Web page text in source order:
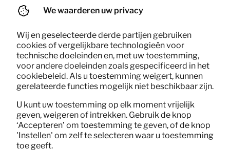
We waarderen uw privacy
Wij en geselecteerde derde partijen gebruiken
cookies of vergelijkbare technologieën voor
technische doeleinden en, met uw toestemming,
voor andere doeleinden zoals gespecificeerd in het
cookiebeleid. Als u toestemming weigert, kunnen
gerelateerde functies mogelijk niet beschikbaar zijn.
U kunt uw toestemming op elk moment vrijelijk
geven, weigeren of intrekken. Gebruik de knop
‘Accepteren’ om toestemming te geven, of de knop
'Instellen' om zelf te selecteren waar u toestemming
toe geeft.